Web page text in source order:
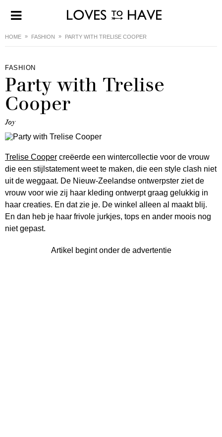
HOME FASHION PARTY WITH TRELISE COOPER
FASHION
Party with Trelise
Cooper
Joy
Trelise Cooper creëerde een wintercollectie voor de vrouw
die een stijlstatement weet te maken, die een style clash niet
uit de weggaat. De Nieuw-Zeelandse ontwerpster ziet de
vrouw voor wie zij haar kleding ontwerpt graag gelukkig in
haar creaties. En dat zie je. De winkel alleen al maakt blij.
En dan heb je haar frivole jurkjes, tops en ander moois nog
niet gepast.
Artikel begint onder de advertentie